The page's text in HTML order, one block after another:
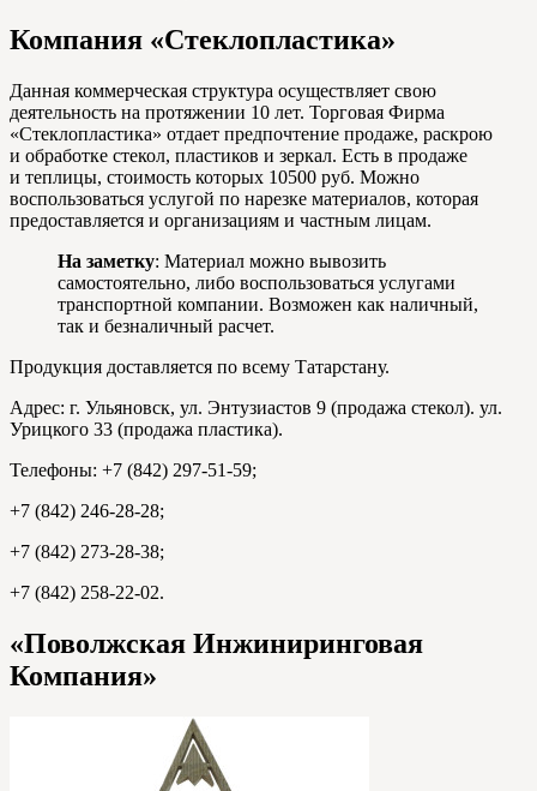
Компания «Стеклопластика»
Данная коммерческая структура осуществляет свою
деятельность на протяжении 10 лет. Торговая Фирма
«Стеклопластика» отдает предпочтение продаже, раскрою
и обработке стекол, пластиков и зеркал. Есть в продаже
и теплицы, стоимость которых 10500 руб. Можно
воспользоваться услугой по нарезке материалов, которая
предоставляется и организациям и частным лицам.
На заметку: Материал можно вывозить
самостоятельно, либо воспользоваться услугами
транспортной компании. Возможен как наличный,
так и безналичный расчет.
Продукция доставляется по всему Татарстану.
Адрес: г. Ульяновск, ул. Энтузиастов 9 (продажа стекол). ул.
Урицкого 33 (продажа пластика).
Телефоны: +7 (842) 297-51-59;
+7 (842) 246-28-28;
+7 (842) 273-28-38;
+7 (842) 258-22-02.
«Поволжская Инжиниринговая
Компания»